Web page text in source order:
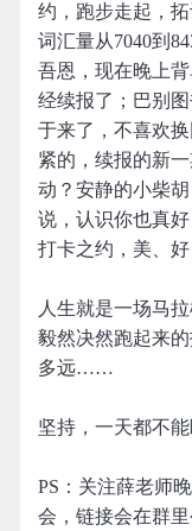
约，跑步走起，
词汇量从7040到
吾恩，现在晚上
经续报了；巴别
于来了，不喜欢
紧的，续报的新
动？安静的小柴
说，认识你也真
打卡之约，美、
人生就是一场马
毅然决然跑起来
多远……
坚持，一天都不
PS：关注薛老师
会，链接会在群里